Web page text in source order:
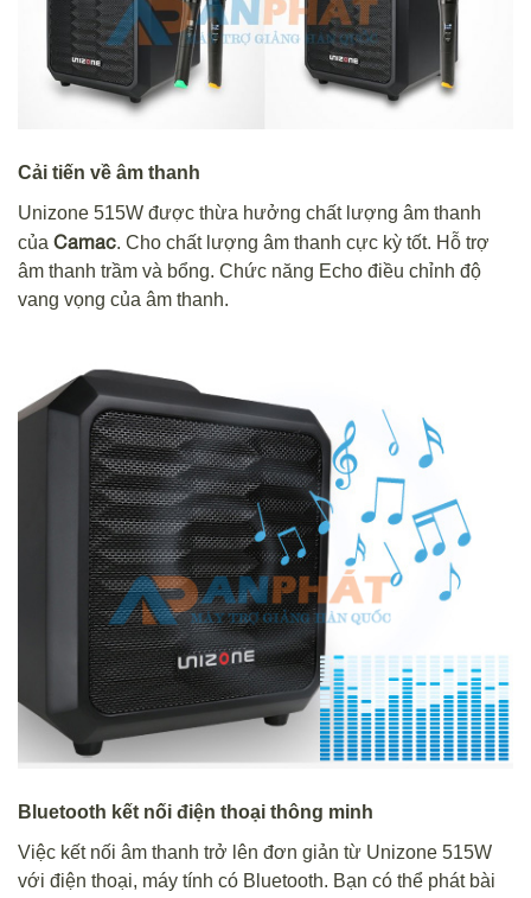
Cải tiến về âm thanh
Unizone 515W được thừa hưởng chất lượng âm thanh
của Camac. Cho chất lượng âm thanh cực kỳ tốt. Hỗ trợ
âm thanh trầm và bổng. Chức năng Echo điều chỉnh độ
vang vọng của âm thanh.
Bluetooth kết nối điện thoại thông minh
Việc kết nối âm thanh trở lên đơn giản từ Unizone 515W
với điện thoại, máy tính có Bluetooth. Bạn có thể phát bài